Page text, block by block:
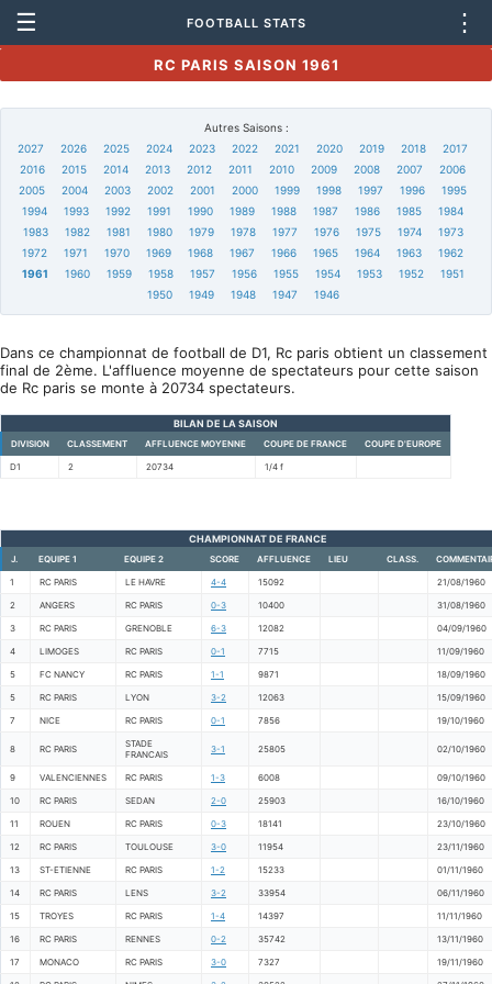
☰ FOOTBALL STATS ⋮
RC PARIS SAISON 1961
Autres Saisons :
2027
2026 2025 2024 2023 2022 2021 2020 2019 2018
2017
2016
2015 2014 2013 2012 2011 2010 2009 2008 2007
2006
2005
2004 2003 2002 2001 2000 1999 1998 1997 1996
1995
1994
1993 1992 1991 1990 1989 1988 1987 1986 1985
1984
1983
1982 1981 1980 1979 1978 1977 1976 1975 1974
1973
1972
1971 1970 1969 1968 1967 1966 1965 1964 1963
1962
1961
1960 1959 1958 1957 1956 1955 1954 1953 1952
1951
1950
1949 1948 1947 1946
Dans ce championnat de football de D1, Rc paris obtient un classement
final de 2ème. L'affluence moyenne de spectateurs pour cette saison
de Rc paris se monte à 20734 spectateurs.
BILAN DE LA SAISON
DIVISION CLASSEMENT AFFLUENCE MOYENNE COUPE DE FRANCE COUPE D'EUROPE
D1 2 20734 1/4 f
CHAMPIONNAT DE FRANCE
J. EQUIPE 1 EQUIPE 2 SCORE AFFLUENCE LIEU CLASS.
1 RC PARIS LE HAVRE 4-4 15092 21/08/1960
2 ANGERS RC PARIS 0-3 10400 31/08/1960
3 RC PARIS GRENOBLE 6-3 12082 04/09/1960
4 LIMOGES RC PARIS 0-1 7715 11/09/1960
5 FC NANCY RC PARIS 1-1 9871 18/09/1960
5 RC PARIS LYON 3-2 12063 15/09/1960
7 NICE RC PARIS 0-1 7856 19/10/1960
8 RC PARIS
STADE
FRANCAIS
3-1 25805 02/10/1960
9 VALENCIENNES RC PARIS 1-3 6008 09/10/1960
10 RC PARIS SEDAN 2-0 25903 16/10/1960
11 ROUEN RC PARIS 0-3 18141 23/10/1960
12 RC PARIS TOULOUSE 3-0 11954 23/11/1960
13 ST-ETIENNE RC PARIS 1-2 15233 01/11/1960
14 RC PARIS LENS 3-2 33954 06/11/1960
15 TROYES RC PARIS 1-4 14397 11/11/1960
16 RC PARIS RENNES 0-2 35742 13/11/1960
17 MONACO RC PARIS 3-0 7327 19/11/1960